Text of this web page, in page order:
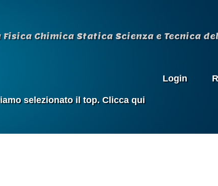
Chimica Statica Scienza e Tecnica
selezionato il top. Clicca qui
Login